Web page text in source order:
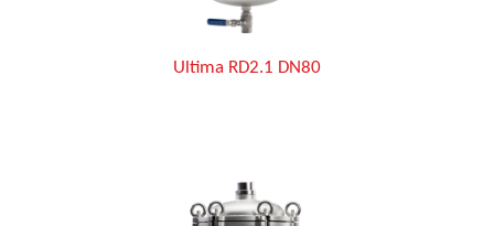
Ultima RD2.1 DN80